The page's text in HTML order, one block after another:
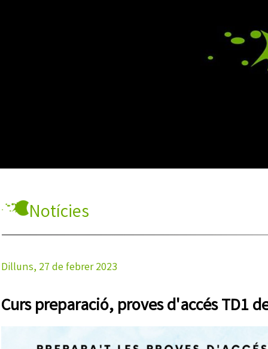
Notícies
Dilluns, 27 de febrer 2023
Curs preparació, proves d'accés TD1